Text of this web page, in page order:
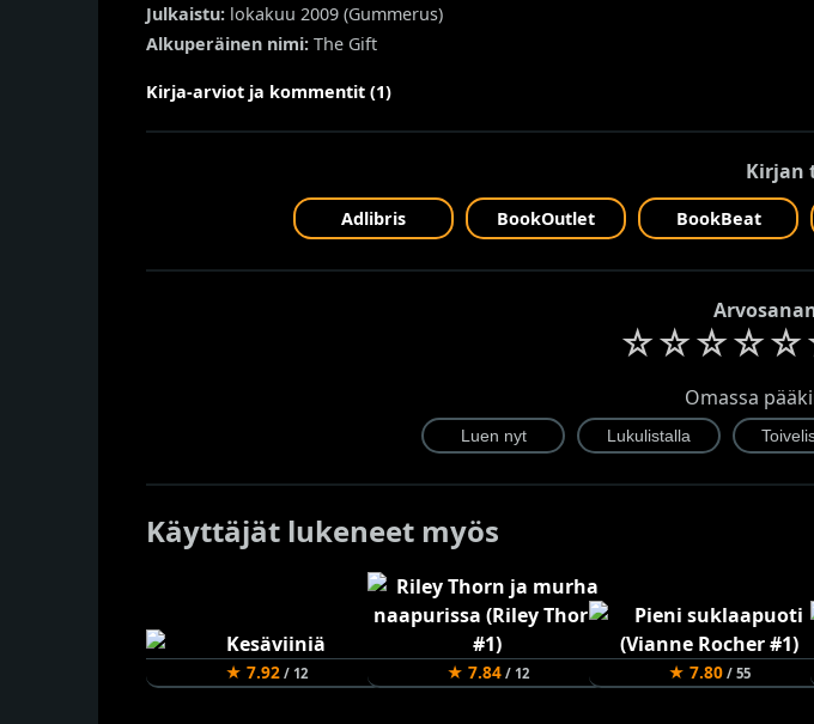
Julkaistu: lokakuu 2009 (Gummerus)
Alkuperäinen nimi: The Gift
Kirja-arviot ja kommentit (1)
Kirjan
Adlibris BookOutlet BookBeat
☆☆☆☆☆
Omassa
Käyttäjät lukeneet myös
★ 7.92/ 12 ★ 7.84/ 12 ★ 7.80/ 55